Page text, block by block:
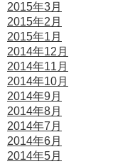
2015年3月
2015年2月
2015年1月
2014年12月
2014年11月
2014年10月
2014年9月
2014年8月
2014年7月
2014年6月
2014年5月